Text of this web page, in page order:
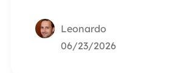
Leonardo
06/23/2026